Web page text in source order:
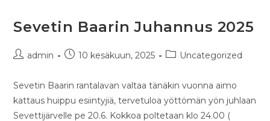
Sevetin Baarin Juhannus 2025
admin 10 kesäkuun, 2025 Uncategorized
Sevetin Baarin rantalavan valtaa tänäkin vuonna aimo
kattaus huippu esiintyjiä, tervetuloa yöttömän yön juhlaan
Sevettijärvelle pe 20.6. Kokkoa poltetaan klo 24.00 (